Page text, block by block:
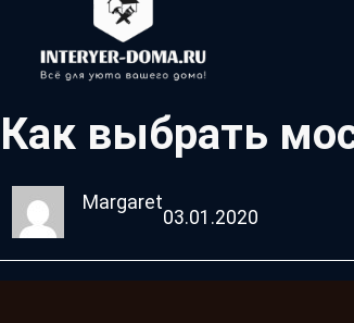
Как выбрать
Margaret
03.01.2020